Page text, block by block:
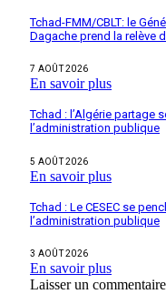
Tchad-FMM/CBLT: le
Dagache prend la relève
7 AOÛT 2026
En savoir plus
Tchad : l’Algérie partage
l’administration publique
5 AOÛT 2026
En savoir plus
Tchad : Le CESEC se
l’administration publique
3 AOÛT 2026
En savoir plus
Laisser un commentaire